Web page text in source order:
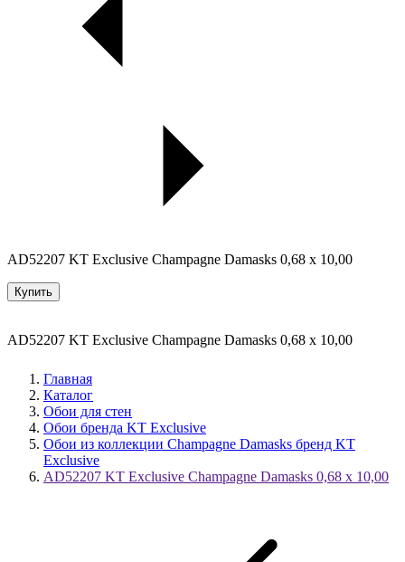
AD52207 KT Exclusive Champagne Damasks 0,68 x 10,00
Купить
AD52207 KT Exclusive Champagne Damasks 0,68 x 10,00
Главная
Каталог
Обои для стен
Обои бренда KT Exclusive
Обои из коллекции Champagne Damasks бренд KT
Exclusive
AD52207 KT Exclusive Champagne Damasks 0,68 x 10,00